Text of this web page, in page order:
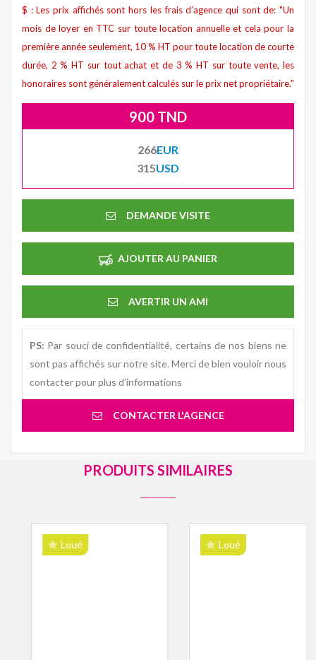
$ : Les prix affichés sont hors les frais d’agence qui sont de: "Un
mois de loyer en TTC sur toute location annuelle et cela pour la
première année seulement, 10 % HT pour toute location de courte
durée, 2 % HT sur tout achat et de 3 % HT sur toute vente, les
honoraires sont généralement calculés sur le prix net propriétaire."
900 TND
266EUR
315USD
DEMANDE VISITE
AJOUTER AU PANIER
AVERTIR UN AMI
PS: Par souci de confidentialité, certains de nos biens ne
sont pas affichés sur notre site. Merci de bien vouloir nous
contacter pour plus d’informations
CONTACTER L'AGENCE
PRODUITS SIMILAIRES
Loué Loué